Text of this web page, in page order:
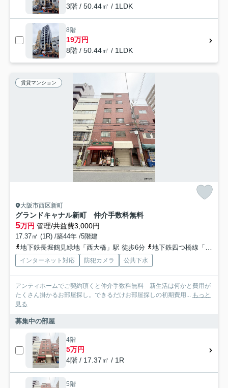
3階 / 50.44㎡ / 1LDK
8階
19万円
8階 / 50.44㎡ / 1LDK
賃貸マンション
大阪市西区新町
グランドキャナル新町 仲介手数料無料
5万円 管理/共益費3,000円
17.37㎡ (1R) /築44年 /5階建
地下鉄長堀鶴見緑地「西大橋」駅 徒歩6分
地下鉄四つ橋線「四ツ橋」駅 徒歩6分
インターネット対応 防犯カメラ 公共下水
アンティホームでご契約頂くと仲介手数料無料 新生活は何かと費用が
たくさん掛かるお部屋探し。できるだけお部屋探しの初期費用... もっと
見る
募集中の部屋
4階
5万円
4階 / 17.37㎡ / 1R
5階